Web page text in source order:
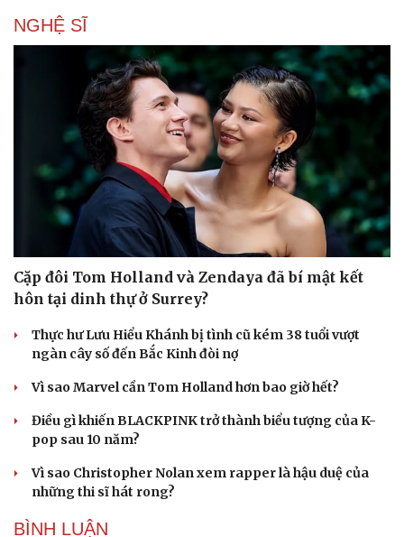
Sân khấu - Điện ảnh
Văn học
Di sản
Nghệ sĩ
Thời trang
NGHỆ SĨ
Cặp đôi Tom Holland và Zendaya đã bí mật kết
hôn tại dinh thự ở Surrey?
Thực hư Lưu Hiểu Khánh bị tình cũ kém 38 tuổi vượt
ngàn cây số đến Bắc Kinh đòi nợ
Vì sao Marvel cần Tom Holland hơn bao giờ hết?
Điều gì khiến BLACKPINK trở thành biểu tượng của K-
pop sau 10 năm?
Vì sao Christopher Nolan xem rapper là hậu duệ của
những thi sĩ hát rong?
BÌNH LUẬN